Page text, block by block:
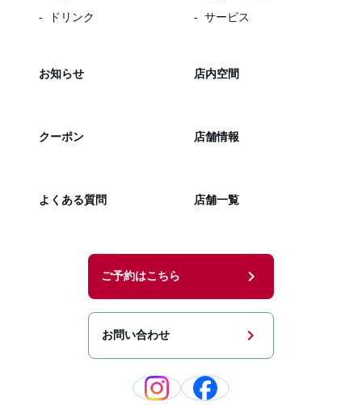
ドリンク
サービス
お知らせ 店内空間
クーポン 店舗情報
よくある質問 店舗一覧
ご予約はこちら chevron_right
お問い合わせ chevron_right